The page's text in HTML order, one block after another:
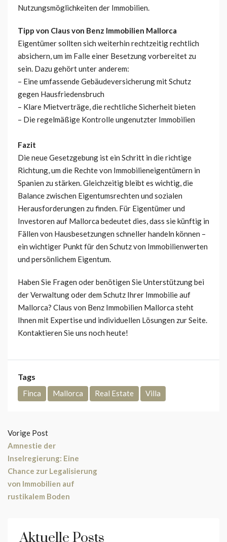
Nutzungsmöglichkeiten der Immobilien.
Tipp von Claus von Benz Immobilien Mallorca
Eigentümer sollten sich weiterhin rechtzeitig rechtlich
absichern, um im Falle einer Besetzung vorbereitet zu
sein. Dazu gehört unter anderem:
– Eine umfassende Gebäudeversicherung mit Schutz
gegen Hausfriedensbruch
– Klare Mietverträge, die rechtliche Sicherheit bieten
– Die regelmäßige Kontrolle ungenutzter Immobilien
Fazit
Die neue Gesetzgebung ist ein Schritt in die richtige
Richtung, um die Rechte von Immobilieneigentümern in
Spanien zu stärken. Gleichzeitig bleibt es wichtig, die
Balance zwischen Eigentumsrechten und sozialen
Herausforderungen zu finden. Für Eigentümer und
Investoren auf Mallorca bedeutet dies, dass sie künftig in
Fällen von Hausbesetzungen schneller handeln können –
ein wichtiger Punkt für den Schutz von Immobilienwerten
und persönlichem Eigentum.
Haben Sie Fragen oder benötigen Sie Unterstützung bei
der Verwaltung oder dem Schutz Ihrer Immobilie auf
Mallorca? Claus von Benz Immobilien Mallorca steht
Ihnen mit Expertise und individuellen Lösungen zur Seite.
Kontaktieren Sie uns noch heute!
Tags
Finca Mallorca Real Estate Villa
Vorige Post
Amnestie der
Inselregierung: Eine
Chance zur Legalisierung
von Immobilien auf
rustikalem Boden
Aktuelle Posts